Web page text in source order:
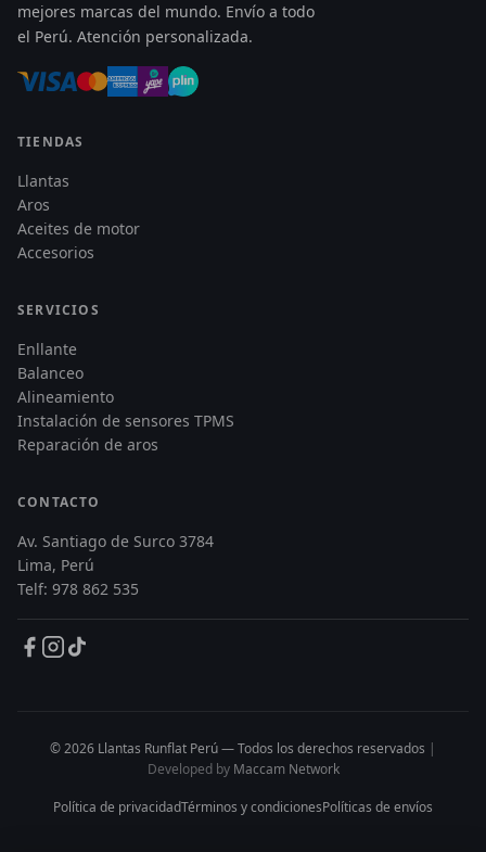
mejores marcas del mundo. Envío a todo
el Perú. Atención personalizada.
TIENDAS
Llantas
Aros
Aceites de motor
Accesorios
SERVICIOS
Enllante
Balanceo
Alineamiento
Instalación de sensores TPMS
Reparación de aros
CONTACTO
Av. Santiago de Surco 3784
Lima, Perú
Telf: 978 862 535
© 2026 Llantas Runflat Perú — Todos los derechos reservados |
Developed by Maccam Network
Política de privacidadTérminos y condicionesPolíticas de envíos